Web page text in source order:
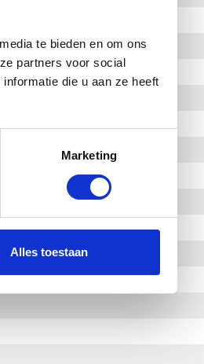
te bieden en om ons
partners voor social
die u aan ze heeft
Marketing
Alles toestaan